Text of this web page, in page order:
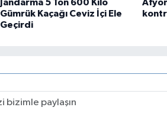
Jandarma 5 Ton 600 Kilo
Gümrük Kaçağı Ceviz İçi Ele
Geçirdi